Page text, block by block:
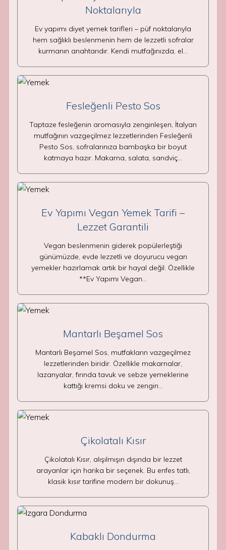
Noktalarıyla
Ev yapımı diyet yemek tarifleri – püf noktalarıyla
hem sağlıklı beslenmenin hem de lezzetli sofralar
kurmanın anahtarıdır. Kendi mutfağınızda, el…
Fesleğenli Pesto Sos
Taptaze fesleğenin aromasıyla zenginleşen, İtalyan
mutfağının vazgeçilmez lezzetlerinden Fesleğenli
Pesto Sos, sofralarınıza bambaşka bir boyut
katmaya hazır. Makarna, salata, sandviç…
Ev Yapımı Vegan Yemek Tarifi –
Lezzet Garantili
Vegan beslenmenin giderek popülerleştiği
günümüzde, evde lezzetli ve doyurucu vegan
yemekler hazırlamak artık bir hayal değil. Özellikle
**Ev Yapımı Vegan…
Mantarlı Beşamel Sos
Mantarlı Beşamel Sos, mutfakların vazgeçilmez
lezzetlerinden biridir. Özellikle makarnalar,
lazanyalar, fırında tavuk ve sebze yemeklerine
kattığı kremsi doku ve zengin…
Çikolatalı Kısır
Çikolatalı Kısır, alışılmışın dışında bir lezzet
arayanlar için harika bir seçenek. Bu enfes tatlı,
klasik kısır tarifine modern bir dokunuş…
Kabaklı Dondurma